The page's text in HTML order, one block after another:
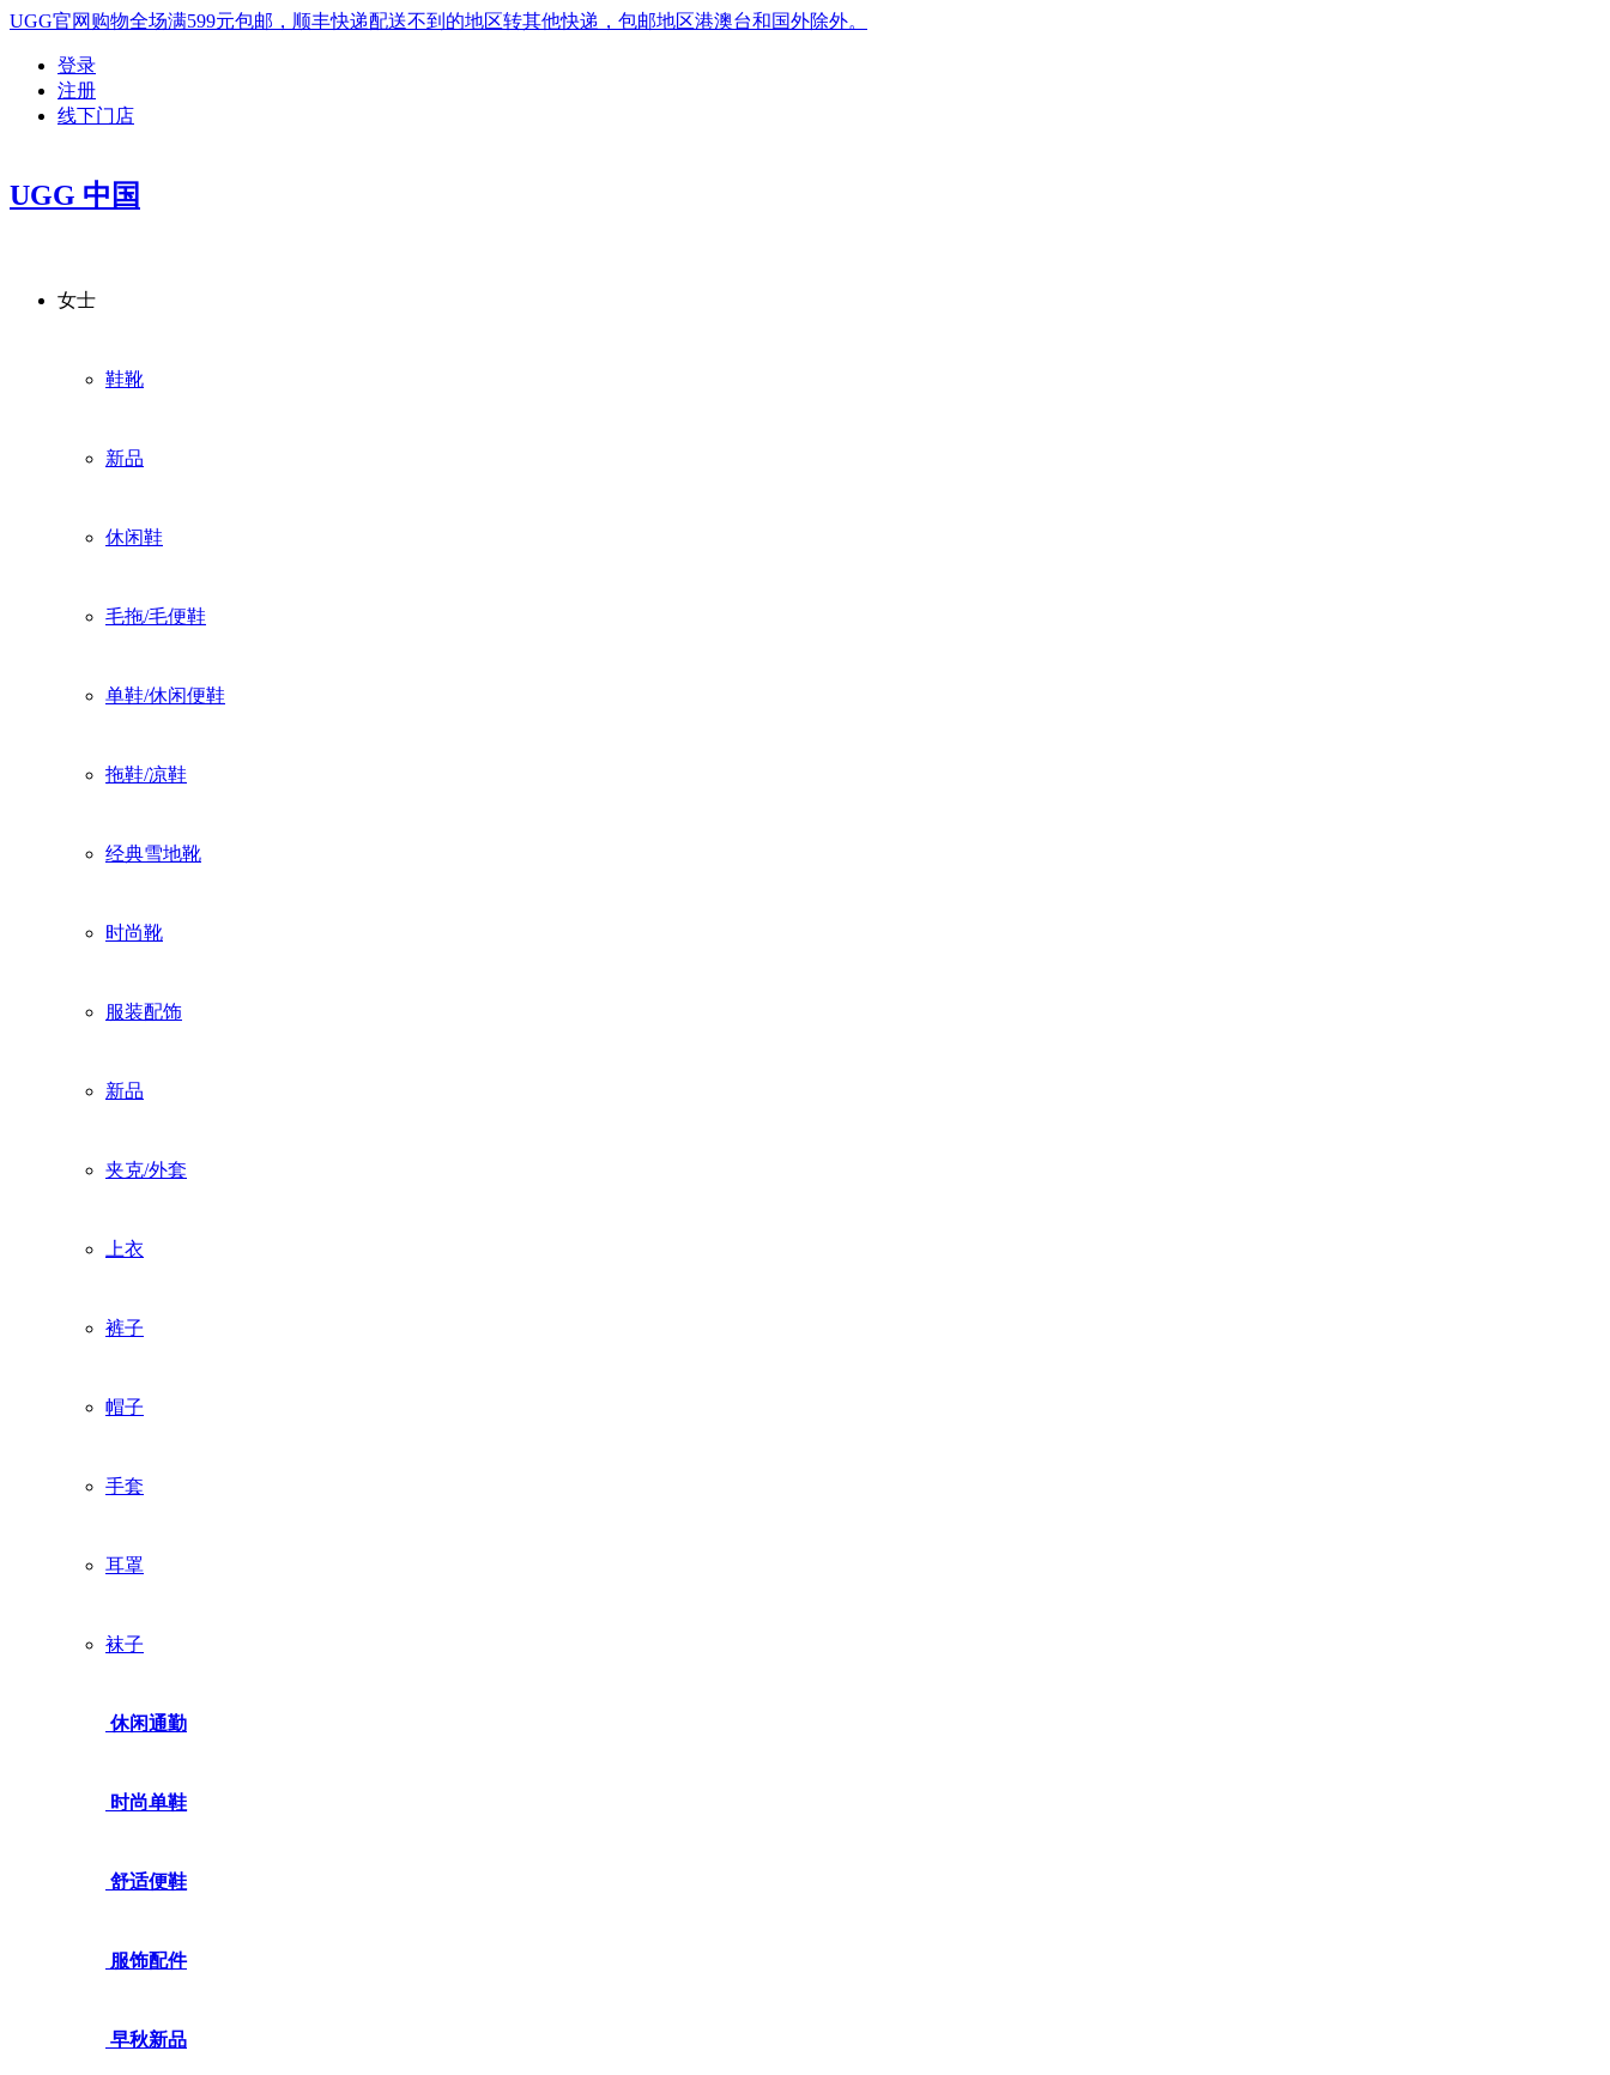
UGG官网购物全场满599元包邮，顺丰快递配送不到的地区转其他快递，包邮地区港澳台和国外除外。
登录
注册
线下门店
UGG 中国
女士
鞋靴
新品
休闲鞋
毛拖/毛便鞋
单鞋/休闲便鞋
拖鞋/凉鞋
经典雪地靴
时尚靴
服装配饰
新品
夹克/外套
上衣
裤子
帽子
手套
耳罩
袜子
休闲通勤
时尚单鞋
舒适便鞋
服饰配件
早秋新品